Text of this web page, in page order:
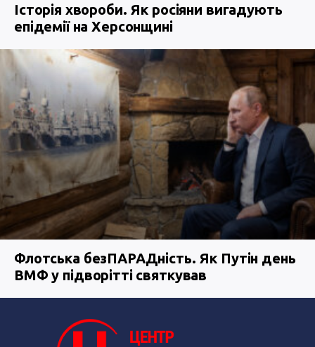
Історія хвороби. Як росіяни вигадують
епідемії на Херсонщині
Флотська безПАРАДність. Як Путін день
ВМФ у підворітті святкував